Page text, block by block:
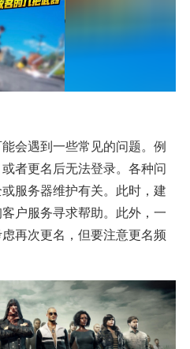
会遇到一些常见的问题。例
者更名后无法登录。各种问
服务器维护有关。此时，建
户服务寻求帮助。此外，一
再次更名，但要注意更名频